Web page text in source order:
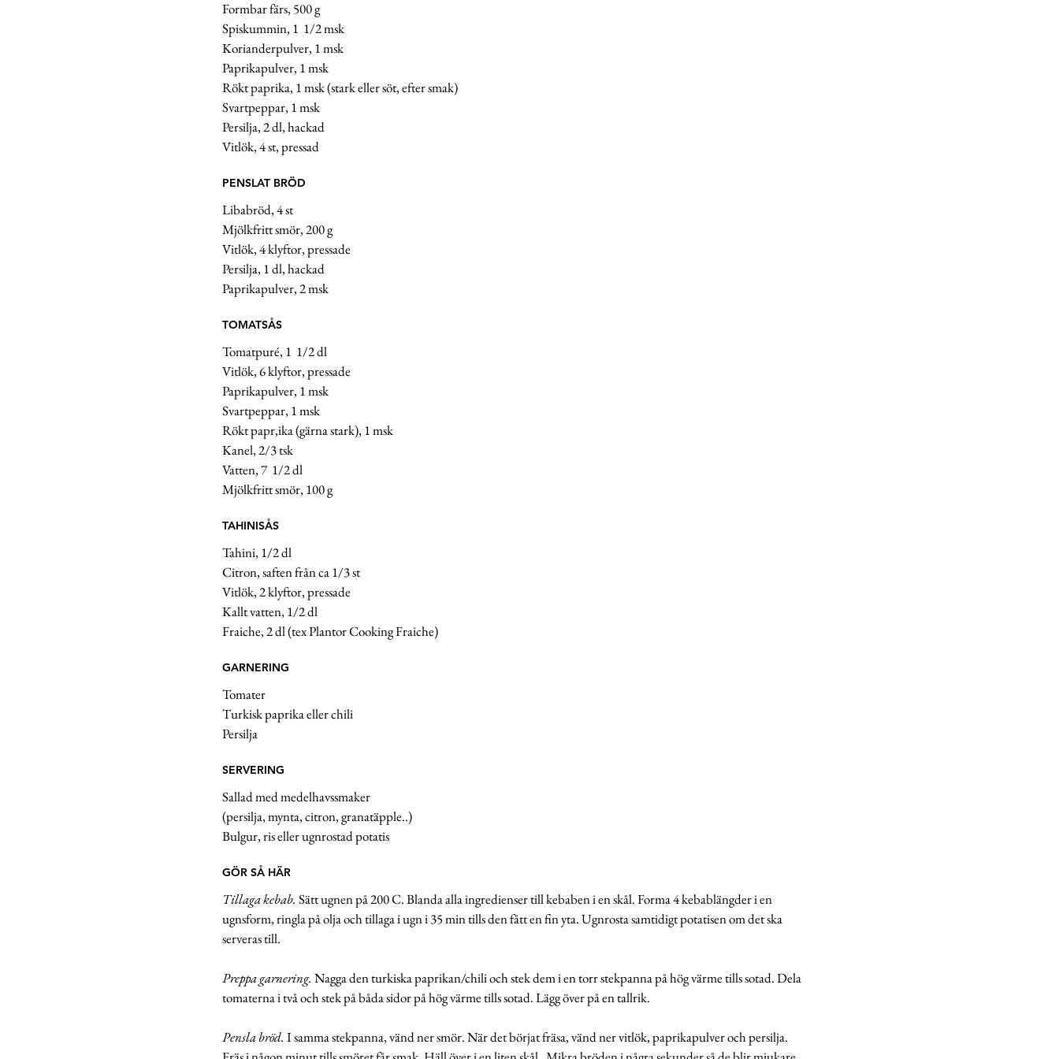
Formbar färs, 500 g
Spiskummin, 1  1/2 msk
Korianderpulver, 1 msk
Paprikapulver, 1 msk
Rökt paprika, 1 msk (stark eller söt, efter smak)
Svartpeppar, 1 msk
Persilja, 2 dl, hackad
Vitlök, 4 st, pressad
PENSLAT BRÖD
Libabröd, 4 st
Mjölkfritt smör, 200 g
Vitlök, 4 klyftor, pressade
Persilja, 1 dl, hackad
Paprikapulver, 2 msk
TOMATSÅS
Tomatpuré, 1  1/2 dl
Vitlök, 6 klyftor, pressade
Paprikapulver, 1 msk
Svartpeppar, 1 msk
Rökt papr,ika (gärna stark), 1 msk
Kanel, 2/3 tsk
Vatten, 7  1/2 dl
Mjölkfritt smör, 100 g
TAHINISÅS
Tahini, 1/2 dl
Citron, saften från ca 1/3 st
Vitlök, 2 klyftor, pressade
Kallt vatten, 1/2 dl
Fraiche, 2 dl (tex Plantor Cooking Fraiche)
GARNERING
Tomater
Turkisk paprika eller chili
Persilja
SERVERING
Sallad med medelhavssmaker
(persilja, mynta, citron, granatäpple..)
Bulgur, ris eller ugnrostad potatis
GÖR SÅ HÄR
Tillaga kebab. Sätt ugnen på 200 C. Blanda alla ingredienser till kebaben i en skål. Forma 4 kebablängder i en
ugnsform, ringla på olja och tillaga i ugn i 35 min tills den fått en fin yta. Ugnrosta samtidigt potatisen om det ska
serveras till.
Preppa garnering. Nagga den turkiska paprikan/chili och stek dem i en torr stekpanna på hög värme tills sotad. Dela
tomaterna i två och stek på båda sidor på hög värme tills sotad. Lägg över på en tallrik.
Pensla bröd. I samma stekpanna, vänd ner smör. När det börjat fräsa, vänd ner vitlök, paprikapulver och persilja.